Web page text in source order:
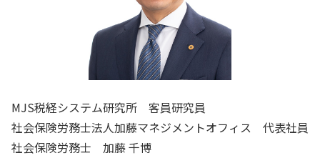
MJS税経システム研究所 客員研究員
社会保険労務士法人加藤マネジメントオフィス 代表社員
社会保険労務士 加藤 千博